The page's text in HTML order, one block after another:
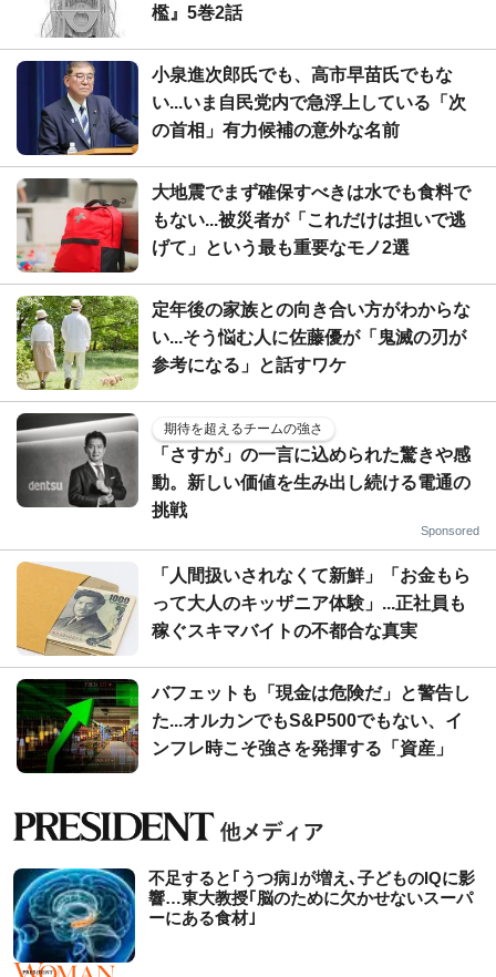
檻』5巻2話
小泉進次郎氏でも、高市早苗氏でもな
い...いま自民党内で急浮上している「次
の首相」有力候補の意外な名前
大地震でまず確保すべきは水でも食料で
もない...被災者が「これだけは担いで逃
げて」という最も重要なモノ2選
定年後の家族との向き合い方がわからな
い...そう悩む人に佐藤優が「鬼滅の刃が
参考になる」と話すワケ
期待を超えるチームの強さ
「さすが」の一言に込められた驚きや感
動。新しい価値を生み出し続ける電通の
挑戦
Sponsored
「人間扱いされなくて新鮮」「お金もら
って大人のキッザニア体験」...正社員も
稼ぐスキマバイトの不都合な真実
バフェットも「現金は危険だ」と警告し
た...オルカンでもS&P500でもない、イ
ンフレ時こそ強さを発揮する「資産」
不足すると｢うつ病｣が増え､子どものIQに影
響…東大教授｢脳のために欠かせないスーパ
ーにある食材｣